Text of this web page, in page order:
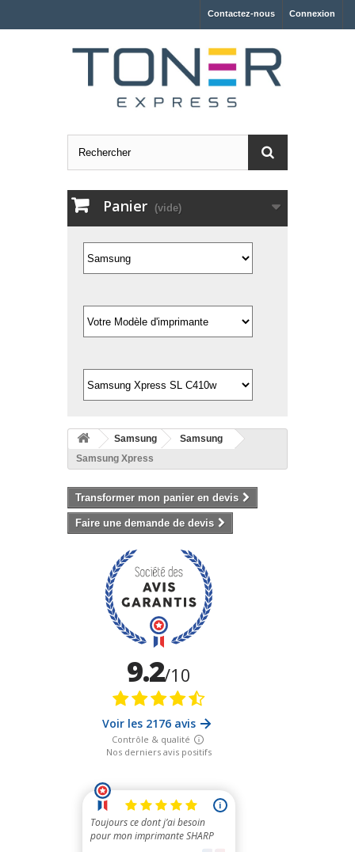
Connexion
Contactez-nous
Panier (vide)
Samsung
Samsung
Samsung Xpress
Transformer mon panier en devis
Faire une demande de devis